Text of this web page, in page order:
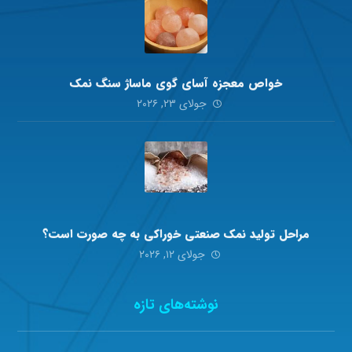
خواص معجزه آسای گوی ماساژ سنگ نمک
جولای ۲۳, ۲۰۲۶
مراحل تولید نمک صنعتی خوراکی به چه صورت است؟
جولای ۱۲, ۲۰۲۶
نوشته‌های تازه